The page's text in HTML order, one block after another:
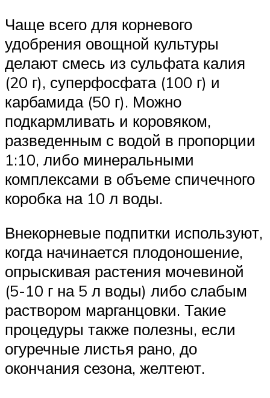
Чаще всего для корневого
удобрения овощной культуры
делают смесь из сульфата калия
(20 г), суперфосфата (100 г) и
карбамида (50 г). Можно
подкармливать и коровяком,
разведенным с водой в пропорции
1:10, либо минеральными
комплексами в объеме спичечного
коробка на 10 л воды.
Внекорневые подпитки используют,
когда начинается плодоношение,
опрыскивая растения мочевиной
(5-10 г на 5 л воды) либо слабым
раствором марганцовки. Такие
процедуры также полезны, если
огуречные листья рано, до
окончания сезона, желтеют.